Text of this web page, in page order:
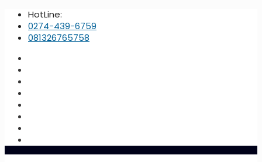
HotLine:
0274-439-6759
081326765758